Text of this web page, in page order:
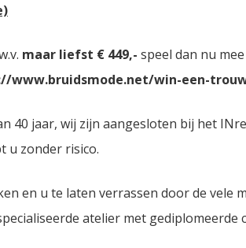
maar liefst € 449,- speel dan nu
www.bruidsmode.net/win-een-
40 jaar, wij zijn aangesloten bij het
u zonder risico.
en u te laten verrassen door de vele
atelier met gediplomeerde